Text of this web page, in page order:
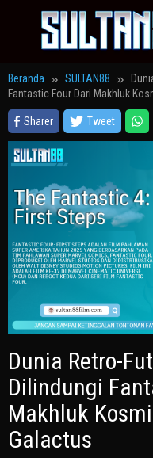
Beranda SULTAN88
Fantastic Four Dari Makhluk
Sharer Tweet
Dunia Retro-
Dilindungi
Makhluk
Galactus